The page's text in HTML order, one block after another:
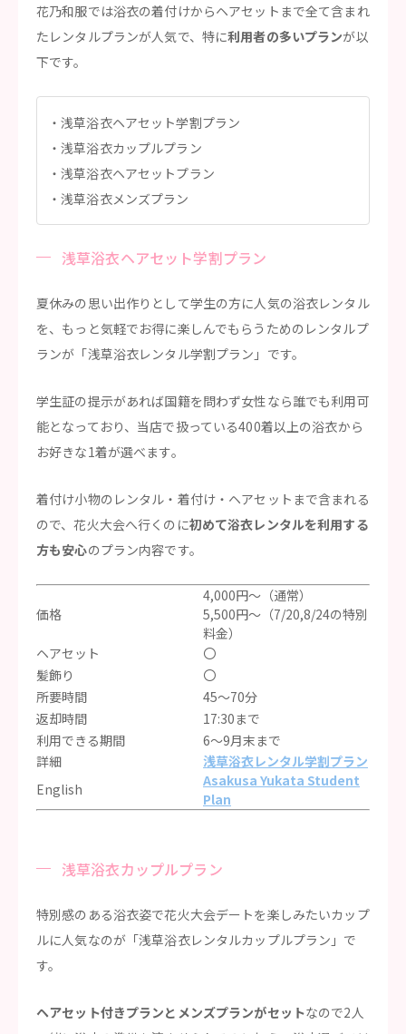
花乃和服では浴衣の着付けからヘアセットまで全て含まれ
たレンタルプランが人気で、特に利用者の多いプランが以
下です。
浅草浴衣ヘアセット学割プラン
浅草浴衣カップルプラン
浅草浴衣ヘアセットプラン
浅草浴衣メンズプラン
浅草浴衣ヘアセット学割プラン
夏休みの思い出作りとして学生の方に人気の浴衣レンタル
を、もっと気軽でお得に楽しんでもらうためのレンタルプ
ランが「浅草浴衣レンタル学割プラン」です。
学生証の提示があれば国籍を問わず女性なら誰でも利用可
能となっており、当店で扱っている400着以上の浴衣から
お好きな1着が選べます。
着付け小物のレンタル・着付け・ヘアセットまで含まれる
ので、花火大会へ行くのに初めて浴衣レンタルを利用する
方も安心のプラン内容です。
価格
4,000円～（通常）
5,500円～（7/20,8/24の特別
料金）
ヘアセット
〇
髪飾り
〇
所要時間
45〜70分
返却時間
17:30まで
利用できる期間
6〜9月末まで
詳細
浅草浴衣レンタル学割プラン
English
Asakusa Yukata Student
Plan
浅草浴衣カップルプラン
特別感のある浴衣姿で花火大会デートを楽しみたいカップ
ルに人気なのが「浅草浴衣レンタルカップルプラン」で
す。
ヘアセット付きプランとメンズプランがセットなので2人